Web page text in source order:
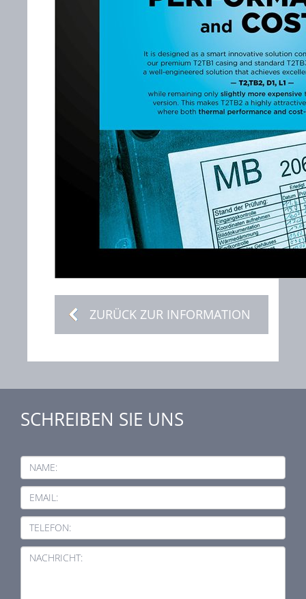
ZURÜCK ZUR INFORMATION
SCHREIBEN SIE UNS
NAME:
EMAIL:
TELEFON:
NACHRICHT: